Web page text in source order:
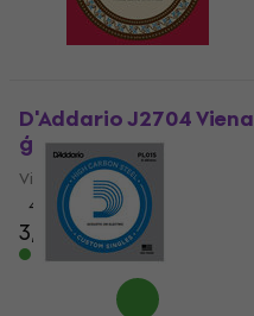
D'Addario J2704 Viena
ģitāras stīga
Viena ģitāras stīga
4
3,15 €3,19 €
Ir noliktavā